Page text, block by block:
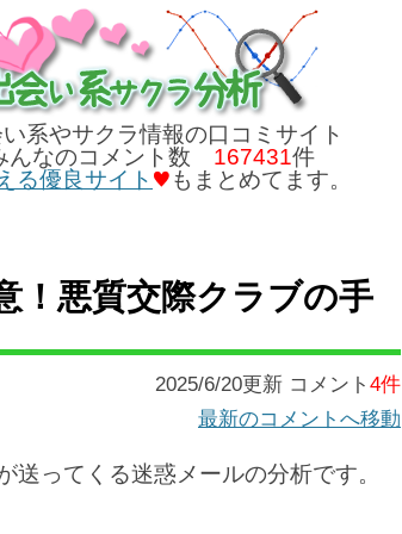
系やサクラ情報の口コミサイト
んなのコメント数 167431件
る優良サイト
もまとめてます。
！悪質交際クラブの手
2025/6/20更新 コメント 4件
最新のコメントへ移動
ってくる迷惑メールの分析です。